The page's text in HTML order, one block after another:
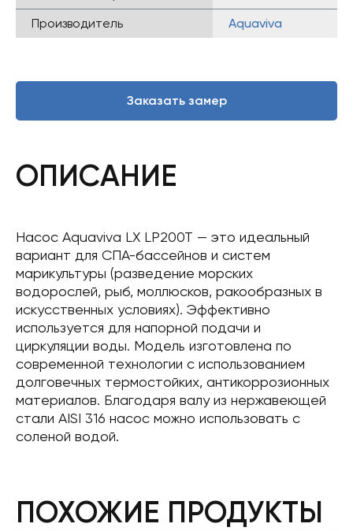
Производитель
Aquaviva
Заказать замер
ОПИСАНИЕ
Насос Aquaviva LX LP200T — это идеальный
вариант для СПА-бассейнов и систем
марикультуры (разведение морских
водорослей, рыб, моллюсков, ракообразных в
искусственных условиях). Эффективно
используется для напорной подачи и
циркуляции воды. Модель изготовлена ​​по
современной технологии с использованием
долговечных термостойких, антикоррозионных
материалов. Благодаря валу из нержавеющей
стали AISI 316 насос можно использовать с
соленой водой.
ПОХОЖИЕ ПРОДУКТЫ